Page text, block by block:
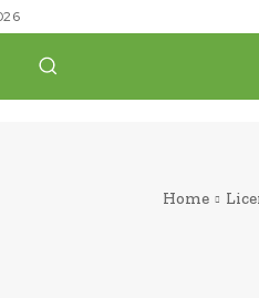
Home